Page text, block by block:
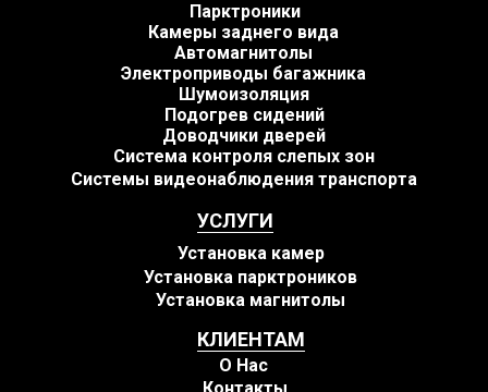
УСЛУГИ
КЛИЕНТАМ
Автомагнитолы
Шумоизоляция
Парктроники
Электроприводы багажника
Система контроля слепых зон
Системы видеонаблюдения транспорта
Камеры заднего вида
Подогрев сидений
Доводчики дверей
Установка камер
О Нас
Установка магнитолы
Установка парктроников